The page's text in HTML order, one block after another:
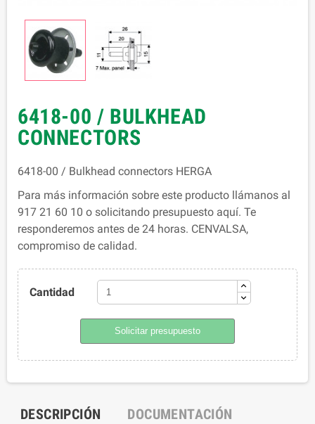
6418-00 / BULKHEAD
CONNECTORS
6418-00 / Bulkhead connectors HERGA
Para más información sobre este producto llámanos al
917 21 60 10 o solicitando presupuesto aquí. Te
responderemos antes de 24 horas. CENVALSA,
compromiso de calidad.
Cantidad
Solicitar presupuesto
DESCRIPCIÓN
DOCUMENTACIÓN